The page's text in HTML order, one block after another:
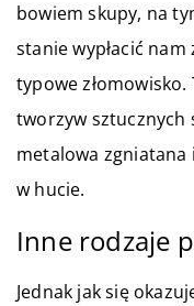
bowiem skupy, na
stanie wypłacić
typowe
tworzyw sztucznych
metalowa zgniatana
w hucie.
Inne rodzaje
Jednak jak się